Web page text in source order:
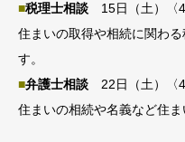
■税理士相談 15日（土）〈
住まいの取得や相続に関わ
す。
■弁護士相談 22日（土）〈
住まいの相続や名義など住ま